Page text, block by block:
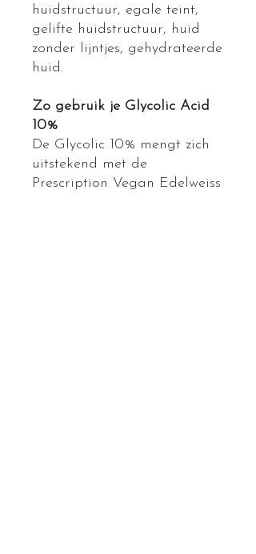
huidstructuur, egale teint,
gelifte huidstructuur, huid
zonder lijntjes, gehydrateerde
huid.
Zo gebruik je Glycolic Acid
10%
De Glycolic 10% mengt zich
uitstekend met de
Prescription Vegan Edelweiss